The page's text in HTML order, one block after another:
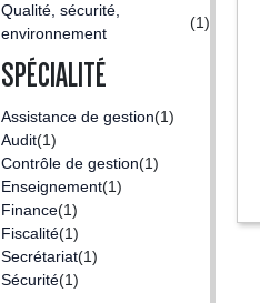
Qualité, sécurité,
environnement
(1)
SPÉCIALITÉ
Assistance de gestion(1)
Audit(1)
Contrôle de gestion(1)
Enseignement(1)
Finance(1)
Fiscalité(1)
Secrétariat(1)
Sécurité(1)